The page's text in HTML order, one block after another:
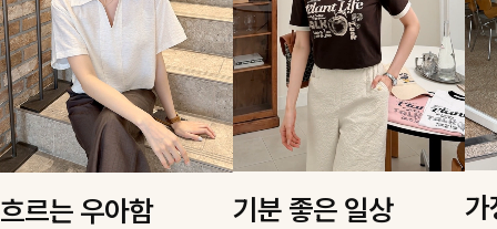
흐르는 우아함 기분 좋은 일상 가